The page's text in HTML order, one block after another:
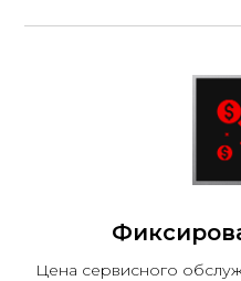
Цена сервисного